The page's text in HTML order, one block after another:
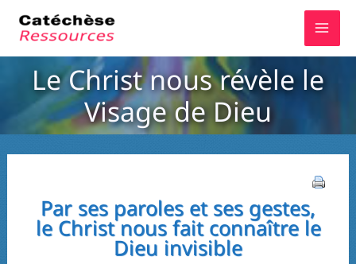
Le Christ nous révèle le
Visage de Dieu
Par ses paroles et ses gestes,
le Christ nous fait connaître le
Dieu invisible